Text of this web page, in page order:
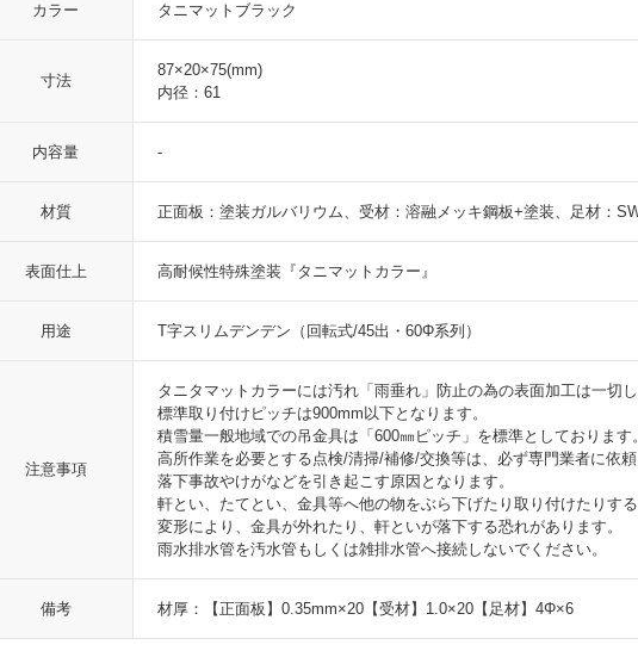
カラー タニマットブラック
寸法
87×20×75(mm)
内径：61
内容量 -
材質 正面板：塗装ガルバリウム、受材：溶融メッキ鋼板+塗装、足材：
表面仕上 高耐候性特殊塗装『タニマットカラー』
用途 T字スリムデンデン（回転式/45出・60Φ系列）
注意事項
タニタマットカラーには汚れ「雨垂れ」防止の為の表面加工は一切し
標準取り付けピッチは900mm以下となります。
積雪量一般地域での吊金具は「600㎜ピッチ」を標準としております。
高所作業を必要とする点検/清掃/補修/交換等は、必ず専門業者に依
落下事故やけがなどを引き起こす原因となります。
軒とい、たてとい、金具等へ他の物をぶら下げたり取り付けたりす
変形により、金具が外れたり、軒といが落下する恐れがあります。
雨水排水管を汚水管もしくは雑排水管へ接続しないでください。
備考 材厚：【正面板】0.35mm×20【受材】1.0×20【足材】4Φ×6